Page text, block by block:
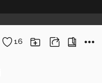
16